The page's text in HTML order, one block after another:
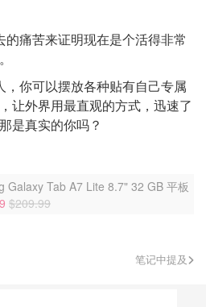
痛苦来证明现在是个活得非常
你可以摆放各种贴有自己专属
让外界用最直观的方式，迅速了
是真实的你吗？
Galaxy Tab A7 Lite 8.7" 32 GB 平板
$209.99
笔记中提及